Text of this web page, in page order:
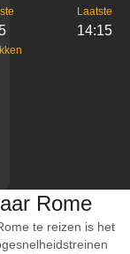
Laatste
14:15
Rome
te reizen is het